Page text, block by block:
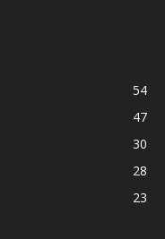
54
47
30
28
23